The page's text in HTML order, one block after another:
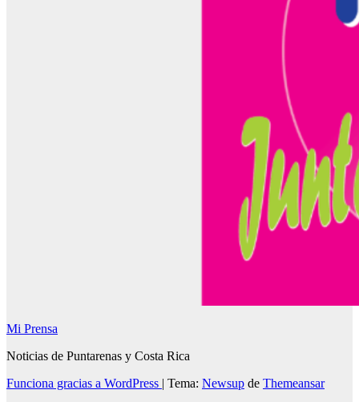
Mi Prensa
Noticias de Puntarenas y Costa Rica
Funciona gracias a WordPress | Tema: Newsup de Themeansar